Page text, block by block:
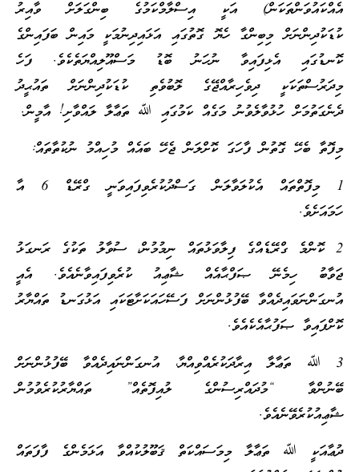
އަކީ އިސްލާމްކަމުގެ ބިންގަލަށް ވާއިރު
މިބިންގާ ހެޔޮ ގޮތުގައި އަޅައިދިނުމަކީ މައިން ބަފައިންގެ
އެޅިފައިވާ ނުހަނު ބޮޑު މަސްއޫލިއްޔަތެކެވެ. ފަހެ
ދިވެހިރާއްޖޭގެ ލޮބުވެތި ކުޑަކުދިންނަށް ތައުޙީދު
ހުޅުވާލެވުނު މަގެއް ކަމުގައި ﷲ ތަޢާލާ ލައްވާށި! އާމީން.
ބެހޭ ގޮތުން ފާހަގަ ކޮށްލަން ޖެހޭ ބައެއް މުހިއްމު ނުކުތާތައް:
1 މިފޮތްތައް އެކުލަވާލަން ގަސްދުކުރެވިފައިވަނީ ގްރޭޑް 6 އާ
2 ކޮންމެ ގްރޭޑެއްގެ ފިލާވަޅުތައް ނިމުމުން، ސުވާލު ތަކުގެ ރަނގަޅު
ހިމެނޭ ޞަފްޙާއެއް ޝާޢިއު ކުރެވިފައިވާނެއެވެ. އެއީ
ބޭފުޅުންނަށް ފަސޭހައަކަށާޓަކައި އަޅުގަނޑު ތައްޔާރު
ޞަފުޙާއެކެއެވެ.
3 ﷲ ތަޢާލާ އިރާދަކުރެއްވިއްޔާ، އުނގަންނައިދެއްވާ ބޭފުޅުންނަށް
“މުދައްރިސުންގެ ލުއިފޮތެއް” ތައްޔާރުކުރެވުމުން
ﷲ ތަޢާލާ މިމަސައްކަތް ޤަބޫލުކުއްވާ އަޅަމެންގެ ފާފަތައް